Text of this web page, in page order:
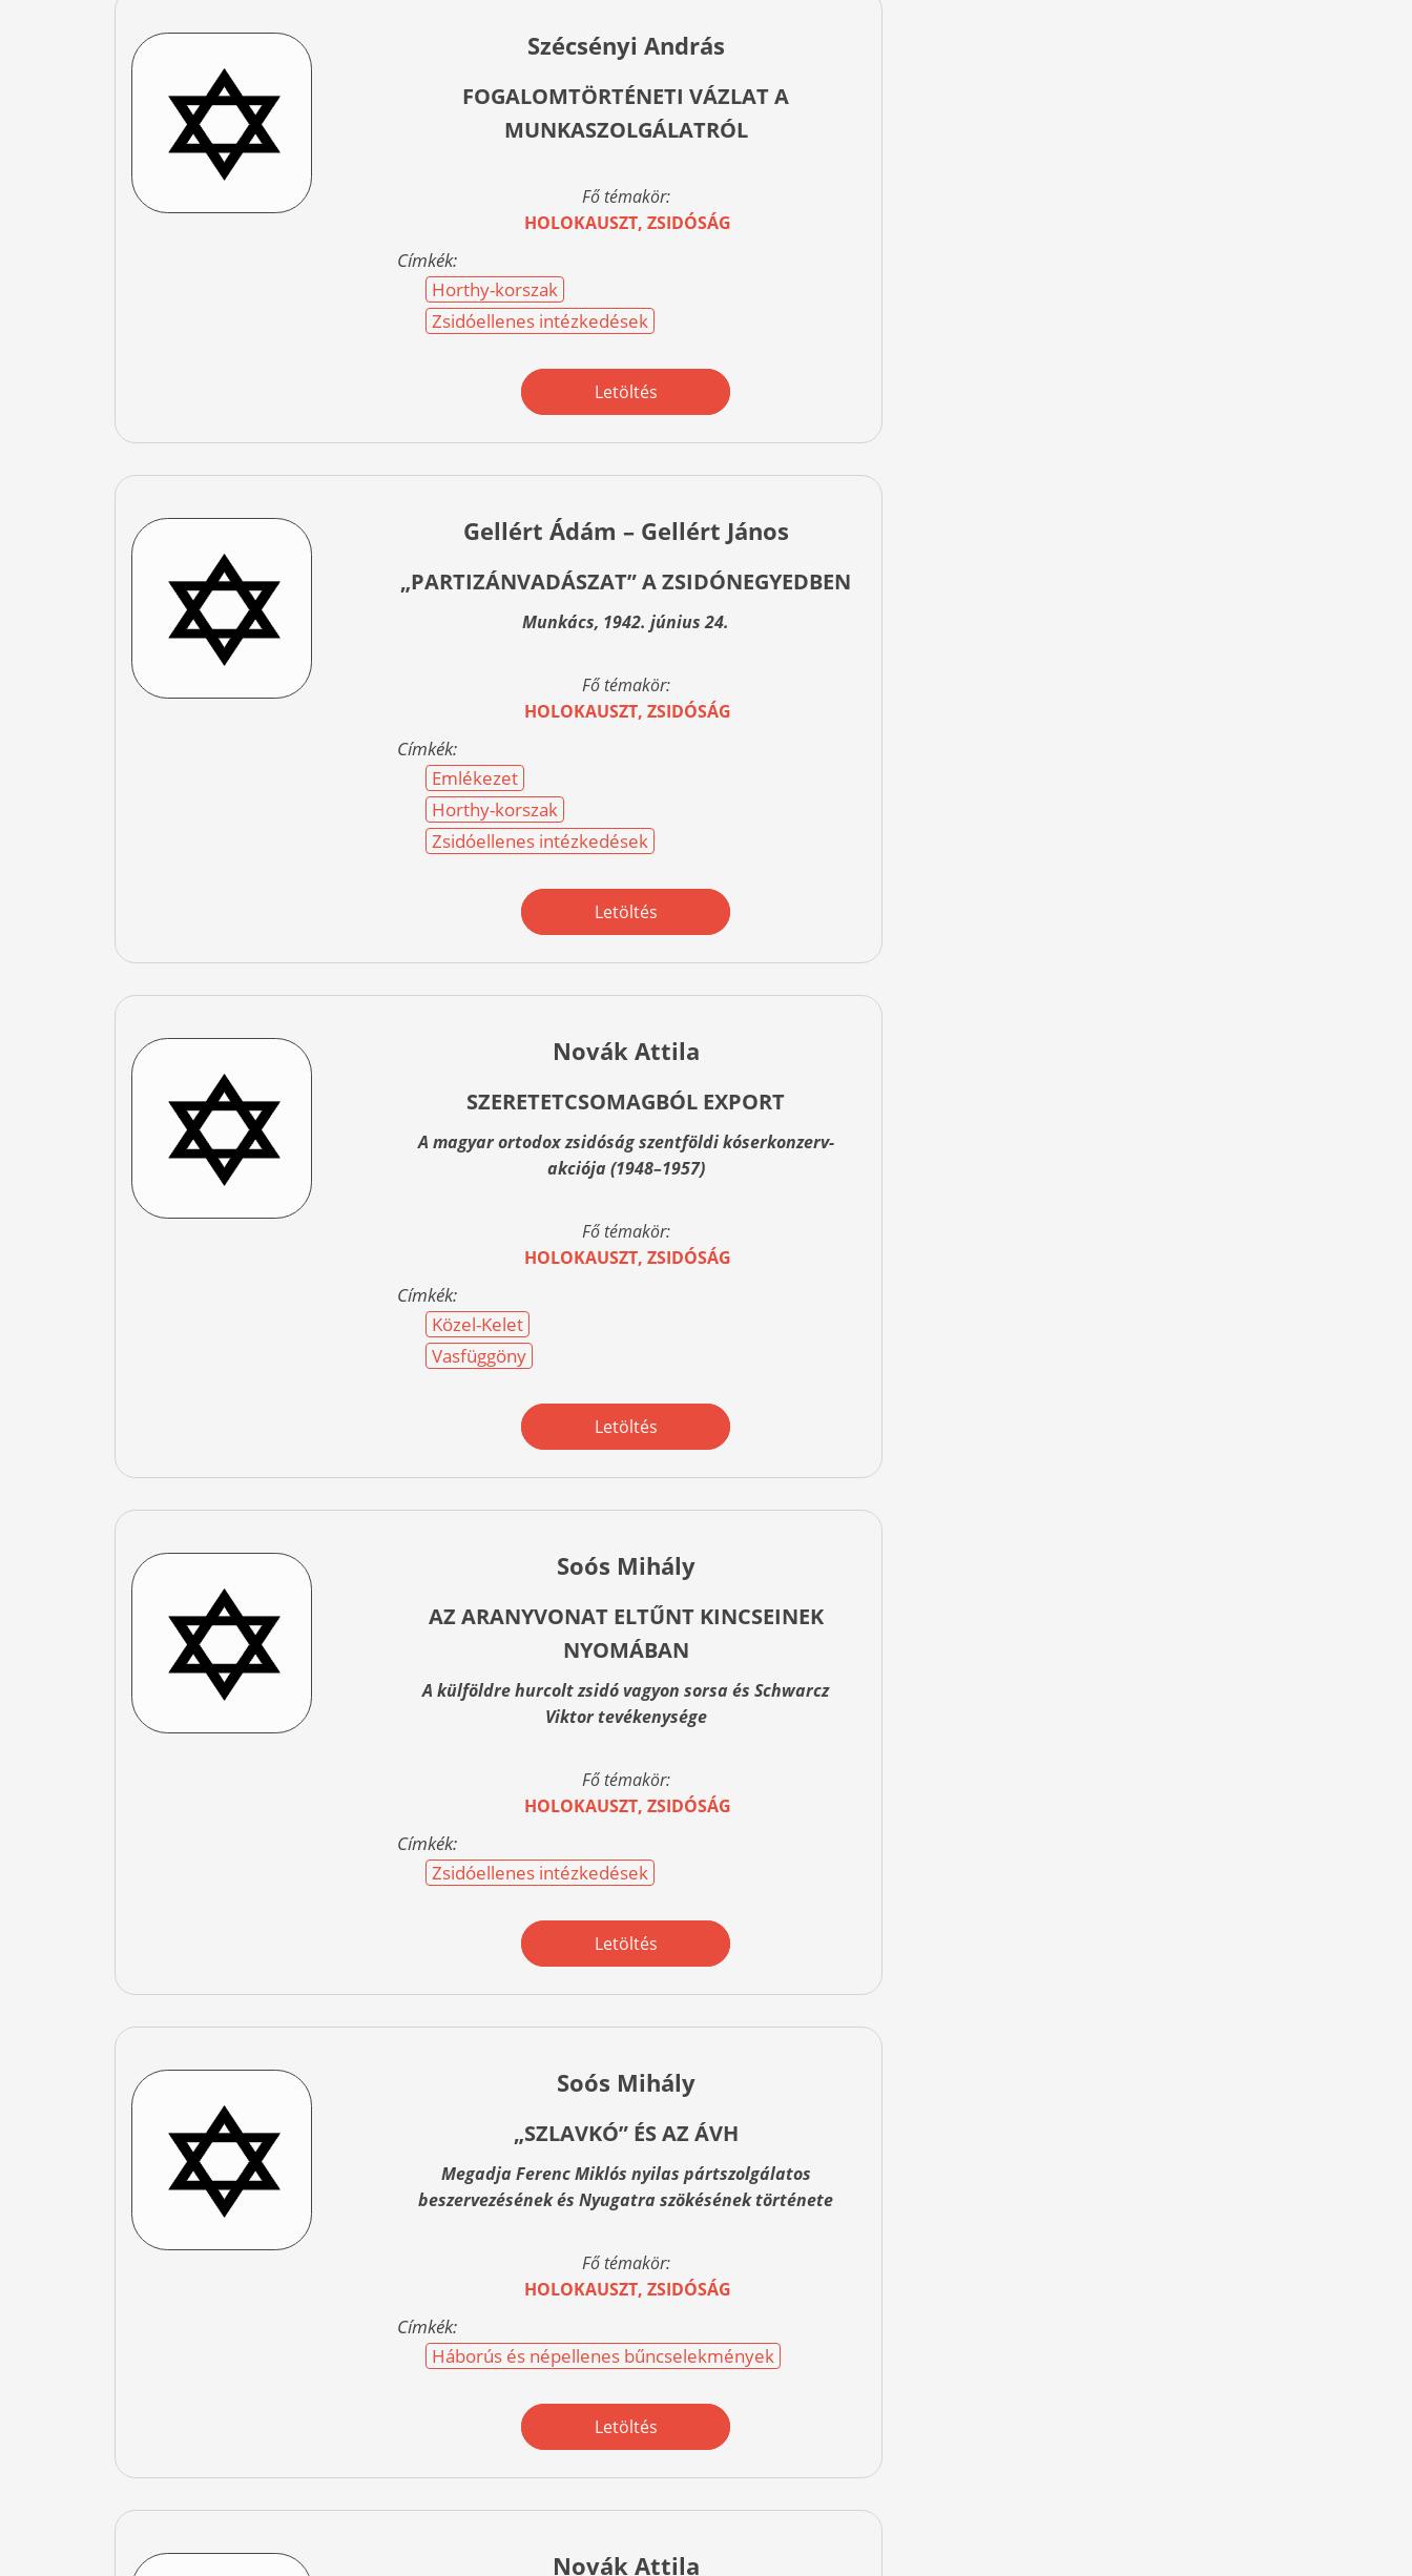
Szécsényi András
FOGALOMTÖRTÉNETI VÁZLAT A
MUNKASZOLGÁLATRÓL
Fő témakör:
HOLOKAUSZT, ZSIDÓSÁG
Címkék:
Horthy-korszak
Zsidóellenes intézkedések
Letöltés
Gellért Ádám – Gellért János
„PARTIZÁNVADÁSZAT” A ZSIDÓNEGYEDBEN
Munkács, 1942. június 24.
Fő témakör:
HOLOKAUSZT, ZSIDÓSÁG
Címkék:
Emlékezet
Horthy-korszak
Zsidóellenes intézkedések
Letöltés
Novák Attila
SZERETETCSOMAGBÓL EXPORT
A magyar ortodox zsidóság szentföldi kóserkonzerv-
akciója (1948–1957)
Fő témakör:
HOLOKAUSZT, ZSIDÓSÁG
Címkék:
Közel-Kelet
Vasfüggöny
Letöltés
Soós Mihály
AZ ARANYVONAT ELTŰNT KINCSEINEK
NYOMÁBAN
A külföldre hurcolt zsidó vagyon sorsa és Schwarcz
Viktor tevékenysége
Fő témakör:
HOLOKAUSZT, ZSIDÓSÁG
Címkék:
Zsidóellenes intézkedések
Letöltés
Soós Mihály
„SZLAVKÓ” ÉS AZ ÁVH
Megadja Ferenc Miklós nyilas pártszolgálatos
beszervezésének és Nyugatra szökésének története
Fő témakör:
HOLOKAUSZT, ZSIDÓSÁG
Címkék:
Háborús és népellenes bűncselekmények
Letöltés
Novák Attila